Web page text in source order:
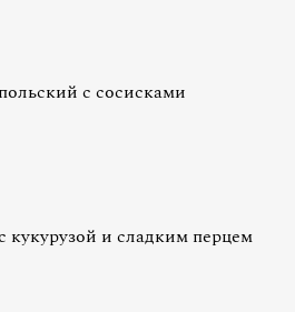
с сосисками
кукурузой и сладким перцем